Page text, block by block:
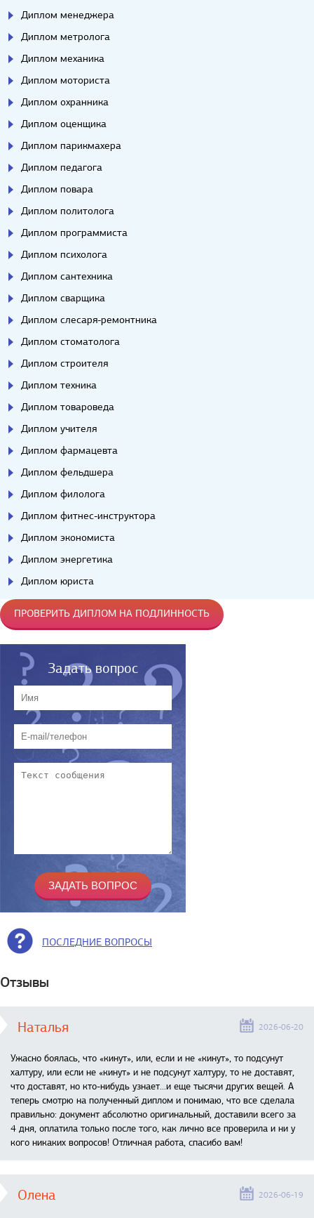
Диплом менеджера
Диплом метролога
Диплом механика
Диплом моториста
Диплом охранника
Диплом оценщика
Диплом парикмахера
Диплом педагога
Диплом повара
Диплом политолога
Диплом программиста
Диплом психолога
Диплом сантехника
Диплом сварщика
Диплом слесаря-ремонтника
Диплом стоматолога
Диплом строителя
Диплом техника
Диплом товароведа
Диплом учителя
Диплом фармацевта
Диплом фельдшера
Диплом филолога
Диплом фитнес-инструктора
Диплом экономиста
Диплом энергетика
Диплом юриста
ПРОВЕРИТЬ ДИПЛОМ НА ПОДЛИННОСТЬ
Задать вопрос
ПОСЛЕДНИЕ ВОПРОСЫ
Отзывы
Наталья 2026-06-20
Ужасно боялась, что «кинут», или, если и не «кинут», то подсунут
халтуру, или если не «кинут» и не подсунут халтуру, то не доставят,
что доставят, но кто-нибудь узнает...и еще тысячи других вещей. А
теперь смотрю на полученный диплом и понимаю, что все сделала
правильно: документ абсолютно оригинальный, доставили всего за
4 дня, оплатила только после того, как лично все проверила и ни у
кого никаких вопросов! Отличная работа, спасибо вам!
Олена 2026-06-19